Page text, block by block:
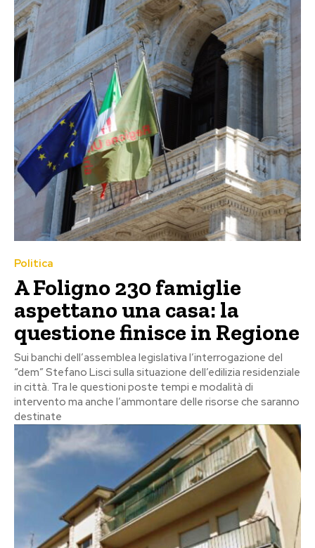
Politica
A Foligno 230 famiglie
aspettano una casa: la
questione finisce in Regione
Sui banchi dell’assemblea legislativa l’interrogazione del
“dem” Stefano Lisci sulla situazione dell’edilizia residenziale
in città. Tra le questioni poste tempi e modalità di
intervento ma anche l’ammontare delle risorse che saranno
destinate